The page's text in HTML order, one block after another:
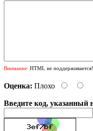
Внимание: HTML не
Оценка: Плохо
Введите код, указанный